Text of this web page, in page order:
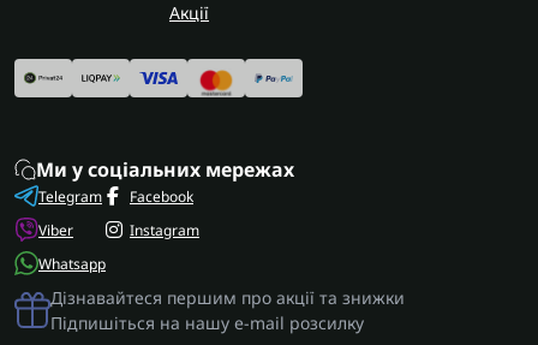
Акції
Ми у соціальних мережах
Telegram
Viber
Whatsapp
Facebook
Instagram
Дізнавайтеся першим про акції та знижки
Підпишіться на нашу e-mail розсилку